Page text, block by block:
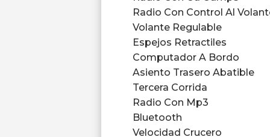
Radio Con Control Al
Volante Regulable
Espejos Retractiles
Computador A Bordo
Asiento Trasero Abatible
Tercera Corrida
Radio Con Mp3
Bluetooth
Velocidad Crucero